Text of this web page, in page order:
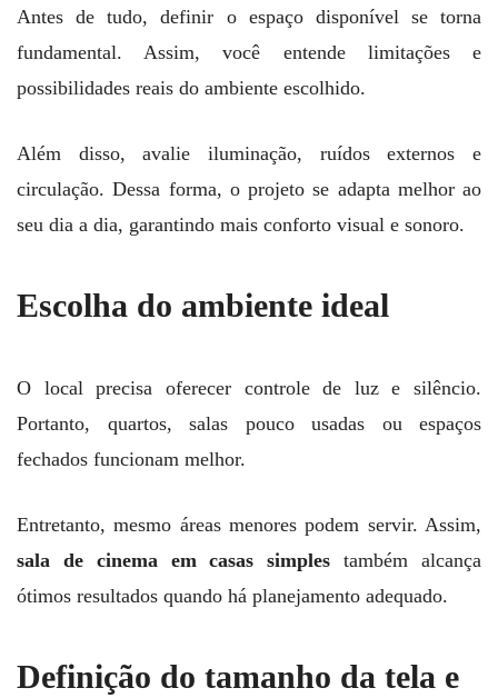
Antes de tudo, definir o espaço disponível se torna
fundamental. Assim, você entende limitações e
possibilidades reais do ambiente escolhido.
Além disso, avalie iluminação, ruídos externos e
circulação. Dessa forma, o projeto se adapta melhor ao
seu dia a dia, garantindo mais conforto visual e sonoro.
Escolha do ambiente ideal
O local precisa oferecer controle de luz e silêncio.
Portanto, quartos, salas pouco usadas ou espaços
fechados funcionam melhor.
Entretanto, mesmo áreas menores podem servir. Assim,
sala de cinema em casas simples também alcança
ótimos resultados quando há planejamento adequado.
Definição do tamanho da tela e